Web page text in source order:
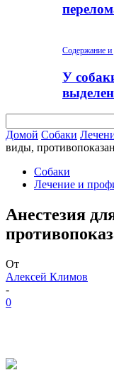
Содержание и
У
Домой Собаки
виды,
Собаки
Лечение и
Анестезия
От
Алексей Климов
-
0